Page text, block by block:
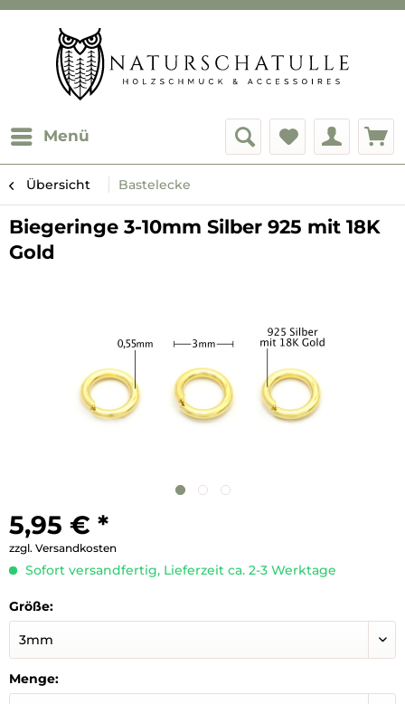
Menü
Übersicht Bastelecke
Biegeringe 3-10mm Silber 925 mit 18K
Gold
5,95 € *
zzgl. Versandkosten
Sofort versandfertig, Lieferzeit ca. 2-3 Werktage
Größe:
Menge: